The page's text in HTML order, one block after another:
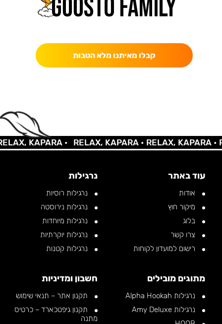
קבלו מאיתנו מלא הטבות
KAPARA • RELAX, KAPARA •RELAX, KAPARA •
עוד באתר
אודות
מיקור חוץ
בלוג
צרו קשר
רישום למועדון לקוחות
נרגילות
נרגילות רוסיות
נרגילות נירוסטה
נרגילות מיוחדות
נרגילות יוקרתיות
נרגילות קטנות
מתוגים מובילים
נרגילות Alpha Hookah
נרגילות Amy Deluxe
חשבון ומדיניות
תקנון אתר – תנאי שימוש
תקנון גיפטכארד – כרטיס
מתנה